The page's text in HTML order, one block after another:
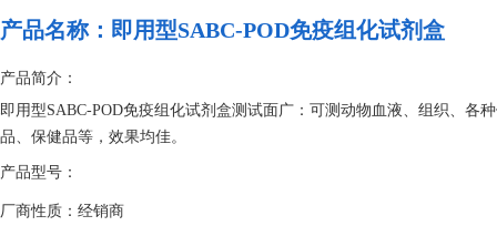
产品名称： 即用型SABC-POD免疫组化试剂盒
产品简介：
即用型SABC-POD免疫组化试剂盒测试面广：可测动物血液、组织、
品、保健品等，效果均佳。
产品型号：
厂商性质：经销商